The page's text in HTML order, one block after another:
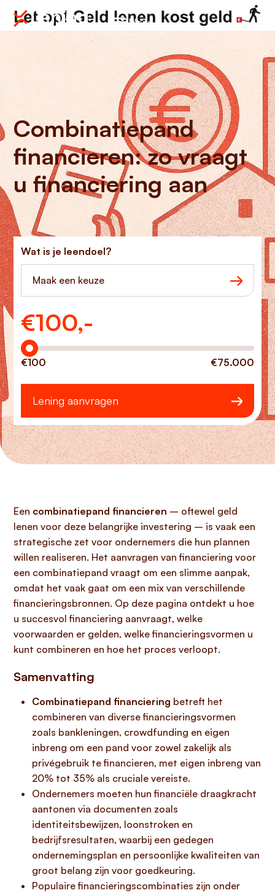
Menu
Combinatiepand
financieren: zo vraagt
u financiering aan
Wat is je leendoel?
Maak een keuze
€100,-
Hoeveel wilt u lenen?
€100 €75.000
Lening aanvragen
Een combinatiepand financieren – oftewel geld
lenen voor deze belangrijke investering – is vaak een
strategische zet voor ondernemers die hun plannen
willen realiseren. Het aanvragen van financiering voor
een combinatiepand vraagt om een slimme aanpak,
omdat het vaak gaat om een mix van verschillende
financieringsbronnen. Op deze pagina ontdekt u hoe
u succesvol financiering aanvraagt, welke
voorwaarden er gelden, welke financieringsvormen u
kunt combineren en hoe het proces verloopt.
Samenvatting
Combinatiepand financiering betreft het
combineren van diverse financieringsvormen
zoals bankleningen, crowdfunding en eigen
inbreng om een pand voor zowel zakelijk als
privégebruik te financieren, met eigen inbreng van
20% tot 35% als cruciale vereiste.
Ondernemers moeten hun financiële draagkracht
aantonen via documenten zoals
identiteitsbewijzen, loonstroken en
bedrijfsresultaten, waarbij een gedegen
ondernemingsplan en persoonlijke kwaliteiten van
groot belang zijn voor goedkeuring.
Populaire financieringscombinaties zijn onder